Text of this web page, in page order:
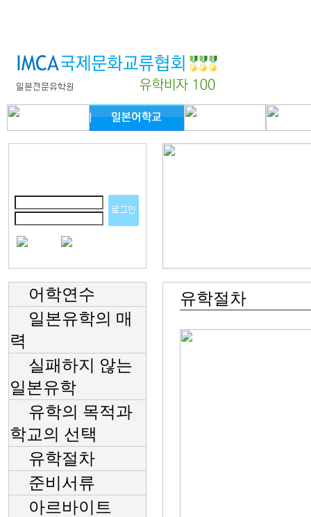
어학연수
일본유학의 매
력
실패하지 않는
일본유학
유학의 목적과
학교의 선택
유학절차
준비서류
아르바이트
유학절차